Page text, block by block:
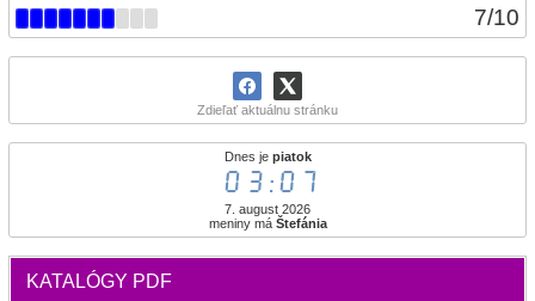
7/10
Zdieľať aktuálnu stránku
Dnes je piatok
03:07
7. august 2026
meniny má Štefánia
KATALÓGY PDF